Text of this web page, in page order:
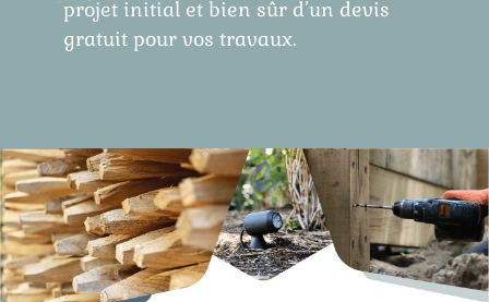
projet initial et bien sûr d’un devis
gratuit pour vos travaux.